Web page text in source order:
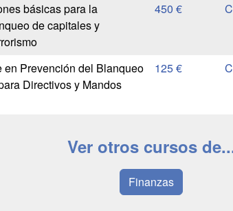
básicas para la
de capitales y
450 €
Prevención del Blanqueo
Directivos y Mandos
125 €
Ver otros cursos
Finanzas